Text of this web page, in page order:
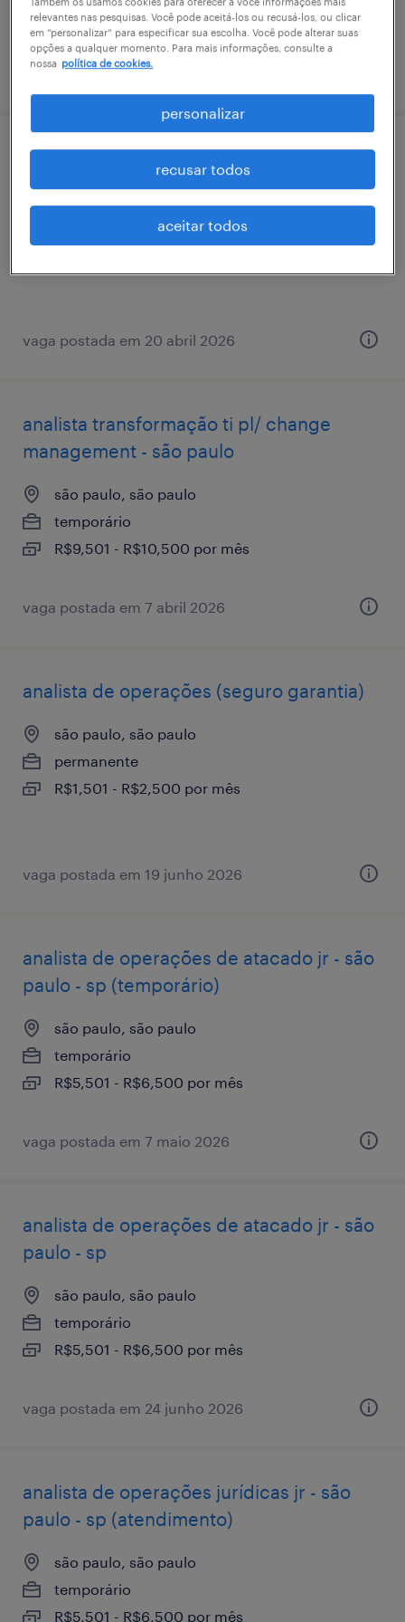
R$4,501 - R$5,500 por mês
vaga postada em 27 março 2026
colunista - são paulo/sp
vaga postada em 20 abril 2026
analista transformação ti pl/ change
management - são paulo
são paulo, são paulo
temporário
R$9,501 - R$10,500 por mês
vaga postada em 7 abril 2026
analista de operações (seguro garantia)
são paulo, são paulo
permanente
R$1,501 - R$2,500 por mês
vaga postada em 19 junho 2026
analista de operações de atacado jr - são
paulo - sp (temporário)
são paulo, são paulo
temporário
R$5,501 - R$6,500 por mês
vaga postada em 7 maio 2026
analista de operações de atacado jr - são
paulo - sp
são paulo, são paulo
temporário
R$5,501 - R$6,500 por mês
vaga postada em 24 junho 2026
analista de operações jurídicas jr - são
paulo - sp (atendimento)
são paulo, são paulo
temporário
R$5,501 - R$6,500 por mês
relevantes nas pesquisas. Você pode aceitá-los ou recusá-los, ou clicar
em “personalizar” para especificar sua escolha. Você pode alterar suas
opções a qualquer momento. Para mais informações, consulte a
nossa política de cookies.
personalizar
recusar todos
aceitar todos